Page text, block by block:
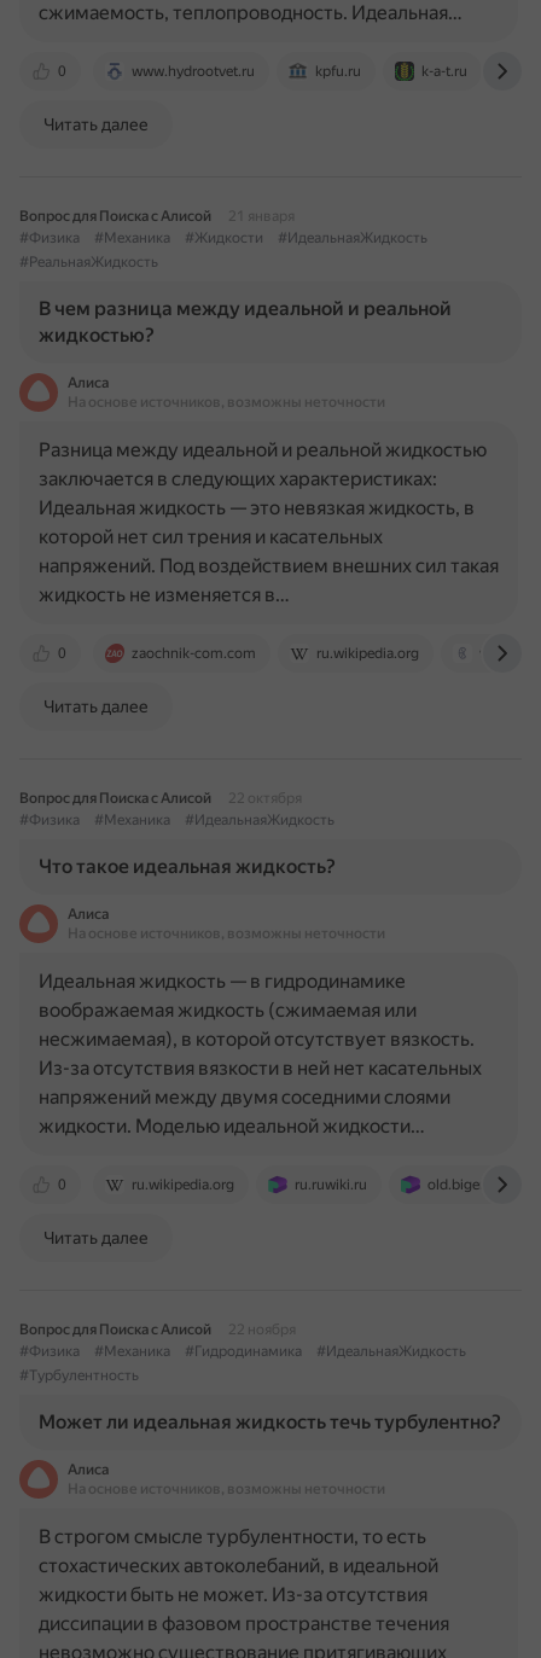
0 www.hydrootvet.ru kpfu.ru k-a-t.ru
сжимаемость, теплопроводность. Идеальная…
Читать далее
Вопрос для Поиска с Алисой
21 января
#Физика
#Механика #Жидкости
#ИдеальнаяЖидкость
#РеальнаяЖидкость
В чем разница между идеальной и реальной
жидкостью?
Алиса
На основе источников, возможны неточности
0 zaochnik-com.com ru.wikipedia.org
Разница между идеальной и реальной жидкостью
заключается в следующих характеристиках:
Идеальная жидкость — это невязкая жидкость, в
которой нет сил трения и касательных
напряжений. Под воздействием внешних сил такая
жидкость не изменяется в…
Читать далее
Вопрос для Поиска с Алисой
22 октября
#Физика
#Механика #ИдеальнаяЖидкость
Что такое идеальная жидкость?
Алиса
На основе источников, возможны неточности
0 ru.wikipedia.org ru.ruwiki.ru old.bigenc.ru
Идеальная жидкость — в гидродинамике
воображаемая жидкость (сжимаемая или
несжимаемая), в которой отсутствует вязкость.
Из-за отсутствия вязкости в ней нет касательных
напряжений между двумя соседними слоями
жидкости. Моделью идеальной жидкости…
Читать далее
Вопрос для Поиска с Алисой
22 ноября
#Физика
#Механика #Гидродинамика
#ИдеальнаяЖидкость
#Турбулентность
Может ли идеальная жидкость течь турбулентно?
Алиса
На основе источников, возможны неточности
В строгом смысле турбулентности, то есть
стохастических автоколебаний, в идеальной
жидкости быть не может. Из-за отсутствия
диссипации в фазовом пространстве течения
невозможно существование притягивающих